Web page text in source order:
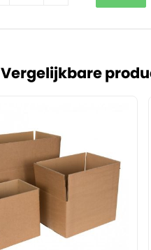
Vergelijkbare